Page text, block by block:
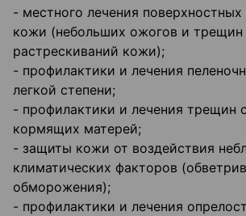
- местного лечения
кожи (небольших ожогов и
растрескиваний кожи);
- профилактики и лечения
легкой степени;
- профилактики и лечения трещин
кормящих матерей;
- защиты кожи от воздействия
климатических факторов
обморожения);
- профилактики и лечения